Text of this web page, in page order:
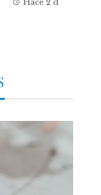
Hace 2 días